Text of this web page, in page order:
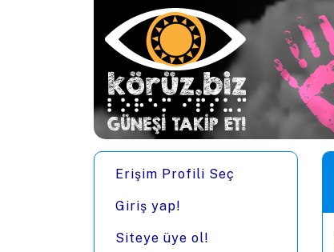
Ana içeriğe zıpla
Erişim Profili Seç
Giriş yap!
Siteye üye ol!